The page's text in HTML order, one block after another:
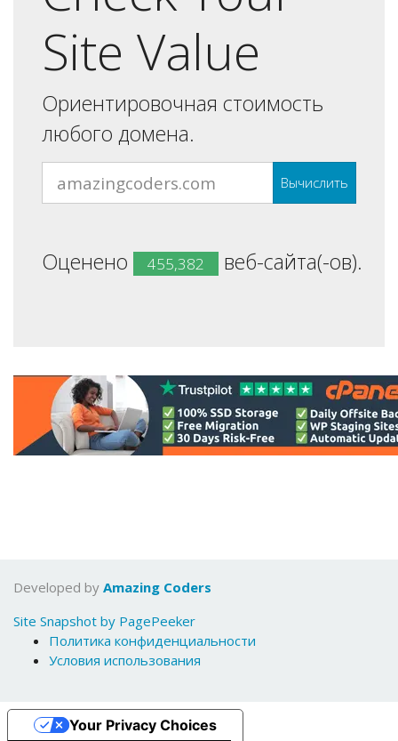
Site Value
Ориентировочная стоимость
любого домена.
Вычислить
Оценено 455,382 веб-сайта(-ов).
Developed by Amazing Coders
Site Snapshot by PagePeeker
Политика конфиденциальности
Условия использования
Your Privacy Choices